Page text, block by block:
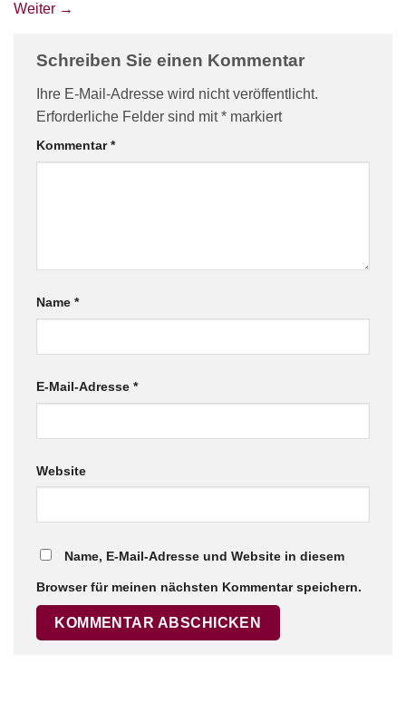
Weiter →
Schreiben Sie einen Kommentar
Ihre E-Mail-Adresse wird nicht veröffentlicht.
Erforderliche Felder sind mit* markiert
Kommentar*
Name *
E-Mail-Adresse *
Website
Name, E-Mail-Adresse und Website in diesem
Browser für meinen nächsten Kommentar speichern.
Chat Support ×
AKKORDZITHER